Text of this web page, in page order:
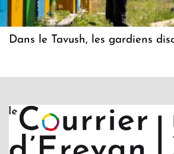
Dans le Tavush, les gardiens